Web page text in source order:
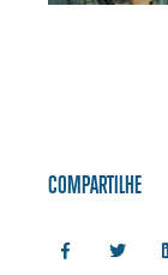
COMPARTILHE